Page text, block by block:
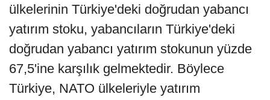
ülkelerinin Türkiye'deki doğrudan yabancı
yatırım stoku, yabancıların Türkiye'deki
doğrudan yabancı yatırım stokunun yüzde
67,5'ine karşılık gelmektedir. Böylece
Türkiye, NATO ülkeleriyle yatırım